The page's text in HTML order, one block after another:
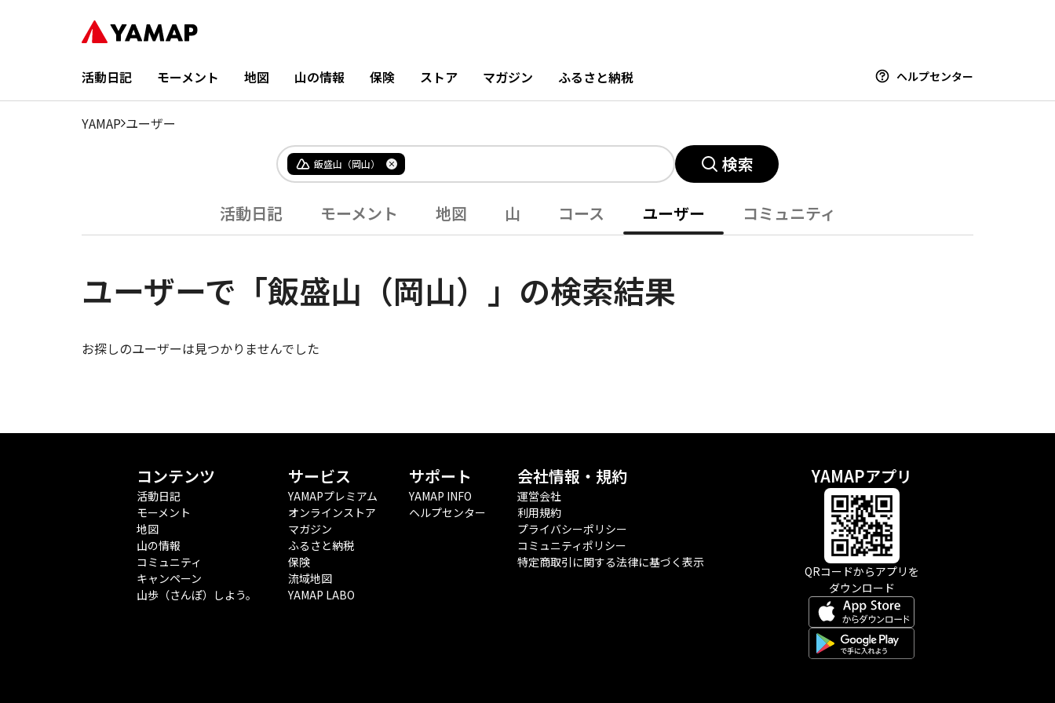
活動日記 モーメント 地図 山の情報 保険 ストア マガジン ふるさと納税 ヘルプセンター
YAMAP ユーザー
飯盛山（岡山） 検索
活動日記 モーメント 地図 山 コース ユーザー コミュニティ
ユーザーで「飯盛山（岡山）」の検索結果
お探しのユーザーは見つかりませんでした
コンテンツ
活動日記
モーメント
地図
山の情報
コミュニティ
キャンペーン
山歩（さんぽ）しよう。
サービス
YAMAPプレミアム
オンラインストア
マガジン
ふるさと納税
保険
流域地図
YAMAP LABO
サポート
YAMAP INFO
ヘルプセンター
会社情報・規約
運営会社
利用規約
プライバシーポリシー
コミュニティポリシー
特定商取引に関する法律に基づく表示
YAMAPアプリ
QRコードからアプリを
ダウンロード